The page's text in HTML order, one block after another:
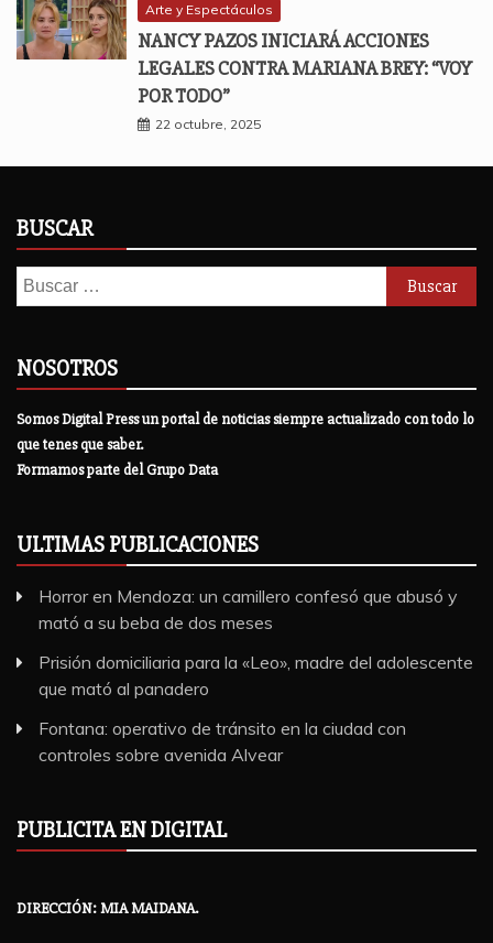
Arte y Espectáculos
NANCY PAZOS INICIARÁ ACCIONES
LEGALES CONTRA MARIANA BREY: “VOY
POR TODO”
22 octubre, 2025
BUSCAR
Buscar:
NOSOTROS
Somos Digital Press un portal de noticias siempre actualizado con todo lo
que tenes que saber.
Formamos parte del Grupo Data
ULTIMAS PUBLICACIONES
Horror en Mendoza: un camillero confesó que abusó y
mató a su beba de dos meses
Prisión domiciliaria para la «Leo», madre del adolescente
que mató al panadero
Fontana: operativo de tránsito en la ciudad con
controles sobre avenida Alvear
PUBLICITA EN DIGITAL
DIRECCIÓN: MIA MAIDANA.